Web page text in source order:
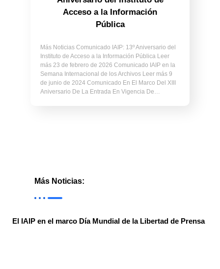
Acceso a la Información
Pública
Más Noticias Comunicado IAIP: 13º Aniversario del
Instituto de Acceso a la Información Pública Leer
más 23 de febrero de 2026 Comunicado IAIP en la
Semana Internacional de los Archivos Leer más 9
de junio de 2024 Comunicado En El Marco Del XIII
Aniversario De La Entrada En Vigencia De…
Más Noticias:
El IAIP en el marco Día Mundial de la Libertad de Prensa